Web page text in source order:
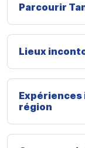
Parcourir
Lieux
Expériences
région